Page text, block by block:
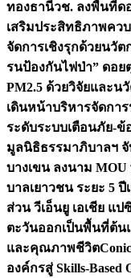
ทองธานีวช. ลงพื้นที่ด
เสริมประสิทธิภาพคว
จัดการเชิงรุกด้วยนวัต
รนป้องกันไฟป่า” ดอย
PM2.5 ด้วยวิจัยและน
เดินหน้าบริหารจัดกา
ระดับระบบเตือนภัย-ข้
มูลนิธิธรรมาภิบาลฯ
บางเขน ลงนาม
บาลเยาวชน ระยะ 5 ปี
ส่วน วีเอ็นยู เอเชีย แ
ตะวันออกเป็นพื้นที่ต้น
และคุณภาพชีวิต
องค์กรสู่ Skills-